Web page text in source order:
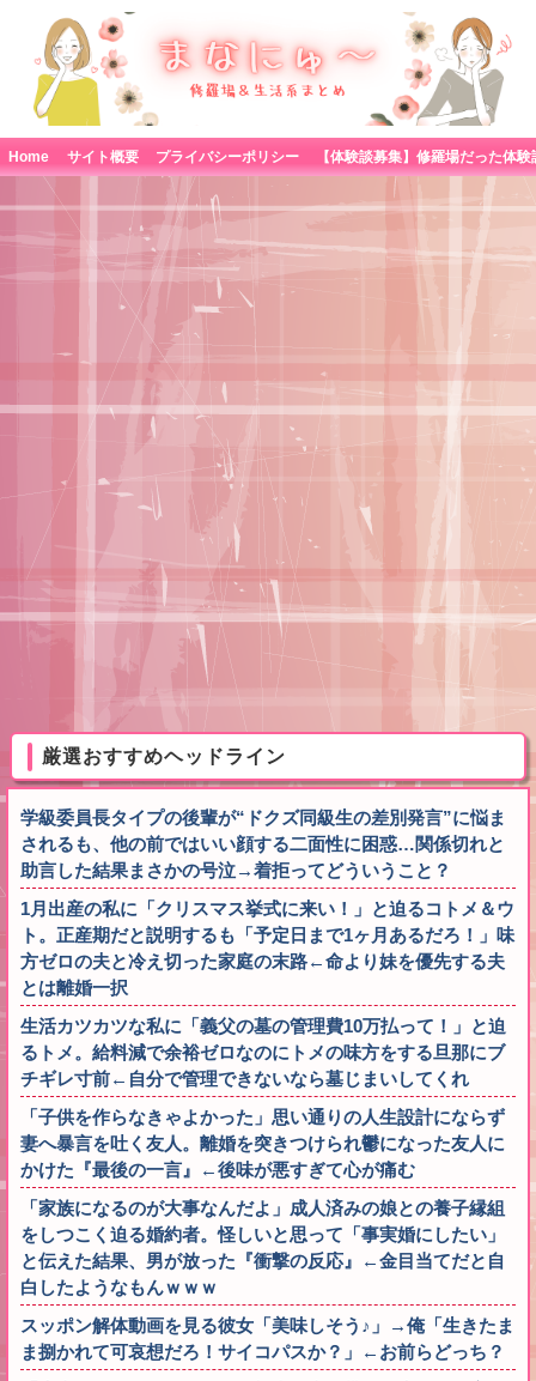
Home サイト概要 プライバシーポリシー
厳選おすすめヘッドライン
学級委員長タイプの後輩が“ドクズ同級生の差別発言”に悩ま
されるも、他の前ではいい顔する二面性に困惑…関係切れと
助言した結果まさかの号泣→着拒ってどういうこと？
1月出産の私に「クリスマス挙式に来い！」と迫るコトメ＆ウ
ト。正産期だと説明するも「予定日まで1ヶ月あるだろ！」味
方ゼロの夫と冷え切った家庭の末路←命より妹を優先する夫
とは離婚一択
生活カツカツな私に「義父の墓の管理費10万払って！」と迫
るトメ。給料減で余裕ゼロなのにトメの味方をする旦那にブ
チギレ寸前←自分で管理できないなら墓じまいしてくれ
「子供を作らなきゃよかった」思い通りの人生設計にならず
妻へ暴言を吐く友人。離婚を突きつけられ鬱になった友人に
かけた『最後の一言』←後味が悪すぎて心が痛む
「家族になるのが大事なんだよ」成人済みの娘との養子縁組
をしつこく迫る婚約者。怪しいと思って「事実婚にしたい」
と伝えた結果、男が放った『衝撃の反応』←金目当てだと自
白したようなもんｗｗｗ
スッポン解体動画を見る彼女「美味しそう♪」→俺「生きたま
ま捌かれて可哀想だろ！サイコパスか？」←お前らどっち？